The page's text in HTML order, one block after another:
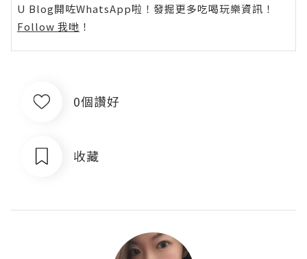
U Blog開咗WhatsApp啦！發掘更多吃喝玩樂資訊！
Follow 我哋 ！
0個讚好
收藏